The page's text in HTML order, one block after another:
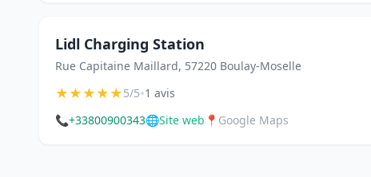
Lidl Charging Station
Rue Capitaine Maillard, 57220 Boulay-Moselle
★★★★★5/5•1 avis
📞+33800900343🌐Site web 📍 Google Maps